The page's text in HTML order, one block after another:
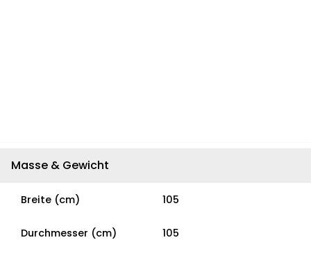
Masse & Gewicht
Breite (cm) 105
Durchmesser (cm) 105